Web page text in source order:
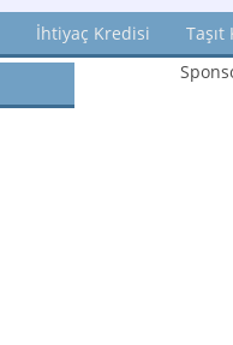
İhtiyaç Kredisi Taşıt